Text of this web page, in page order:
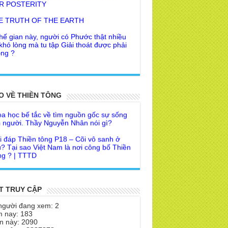
TRUTH OF THE EARTH
gian này, người có Phước thật nhiều
?
của Trưởng Ban dành cho người
Đức
Lai dạy về Lời kỉnh nguyện trước khi ăn
lập văn tự, Giáo ngoại biệt truyền
Lai Thanh Tịnh Thiền, Thiền Tông và
Diệu Pháp Môn
Thiền tông phải bỏ hết sao?
chỉ Thiền tông, Bí mật Thiền tông là
VỀ THIỀN TÔNG
đáp Thiền tông P19 - Ma Vương là ai?
học bế tắc về tìm nguồn gốc sự sống
đáp Thiền tông P18 – Cõi vô sanh ở
? | TTTD
Thiền Tông Tân Diệu góp phần giúp
Việt Nam VTV9 phỏng vấn trực tiếp
Thiền Tông Tân Diệu - Phóng sự
duyên giữa mùa lũ" | TTTD
TRUY CẬP
đang xem: 2
nay: 183
này: 2090